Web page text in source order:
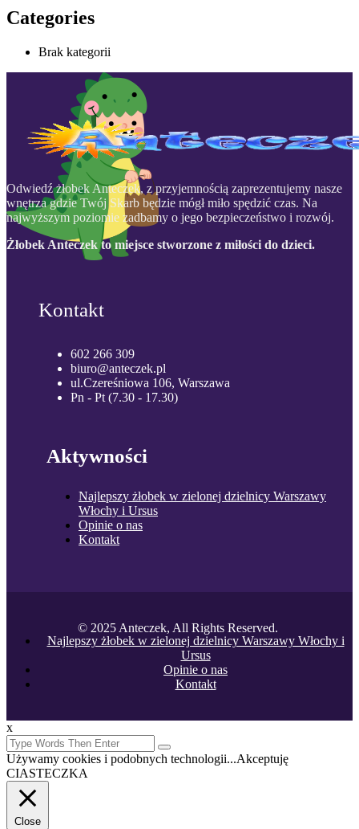
Categories
Brak kategorii
Odwiedź żłobek Anteczek, z przyjemnością zaprezentujemy nasze
wnętrza gdzie Twój Skarb będzie mógł miło spędzić czas. Na
najwyższym poziomie zadbamy o jego bezpieczeństwo i rozwój.
Żłobek Anteczek to miejsce stworzone z miłości do dzieci.
Kontakt
602 266 309
biuro@anteczek.pl
ul.Czereśniowa 106, Warszawa
Pn - Pt (7.30 - 17.30)
Aktywności
Najlepszy żłobek w zielonej dzielnicy Warszawy
Włochy i Ursus
Opinie o nas
Kontakt
© 2025 Anteczek, All Rights Reserved.
Najlepszy żłobek w zielonej dzielnicy Warszawy Włochy i
Ursus
Opinie o nas
Kontakt
x
Używamy cookies i podobnych technologii...Akceptuję
CIASTECZKA
Close